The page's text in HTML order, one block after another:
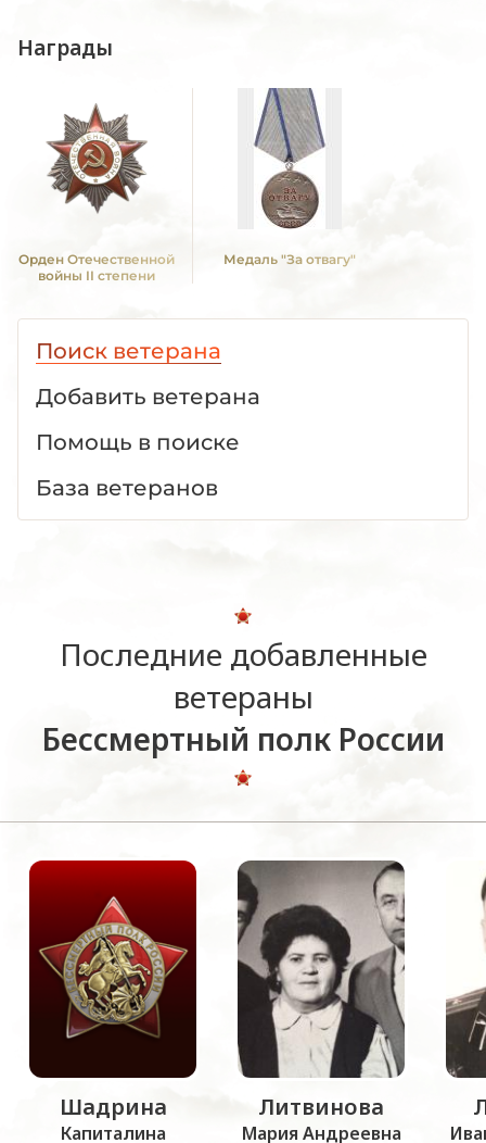
Награды
Орден Отечественной
войны II степени
Медаль "За отвагу"
Поиск ветерана
Добавить ветерана
Помощь в поиске
База ветеранов
Последние добавленные
ветераны
Бессмертный полк России
Шадрина
Капиталина
Литвинова
Мария Андреевна